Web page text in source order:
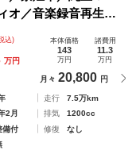
オ／音楽録音再生／
ーズコントロール
電動スライドドア／
込)
万円
本体価格
143
万円
諸費用
11.3
万円
月々 20,800 円
走行
7.5万km
2月 排気
1200cc
備付 修復
なし